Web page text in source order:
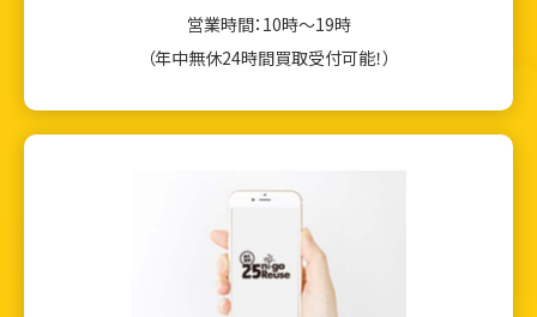
かんたん査定見積
営業時間：10時～19時
（年中無休24時間買取受付可能！）